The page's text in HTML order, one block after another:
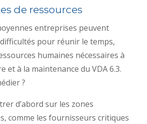
de ressources
entreprises peuvent
pour réunir le temps,
humaines nécessaires à
et à la maintenance du VDA 6.3.
?
d’abord sur les zones
comme les fournisseurs critiques